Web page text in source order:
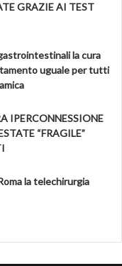
GRAZIE AI TEST
la cura
uguale per tutti
IPERCONNESSIONE
“FRAGILE”
la telechirurgia